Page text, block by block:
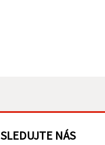
SLEDUJTE NÁS